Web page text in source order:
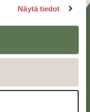
Näytä tiedot